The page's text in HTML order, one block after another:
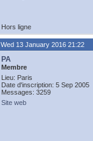
Hors ligne
Wed 13 January 2016 21:22
PA
Membre
Lieu: Paris
Date d'inscription: 5 Sep 2005
Messages: 3259
Site web